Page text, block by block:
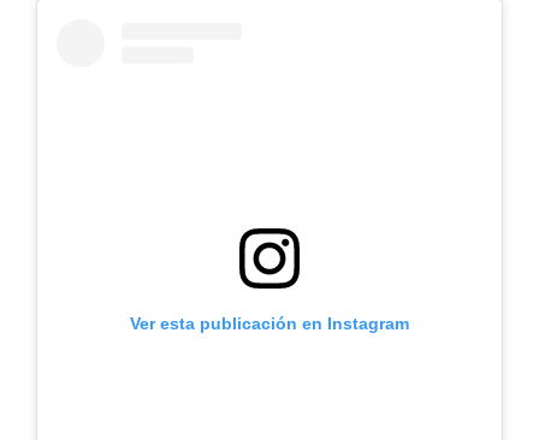
Ver esta publicación en Instagram